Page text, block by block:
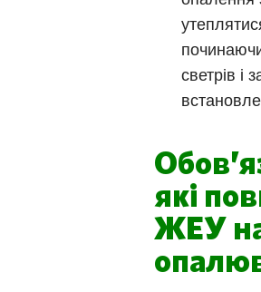
светрів і
які
ЖЕУ